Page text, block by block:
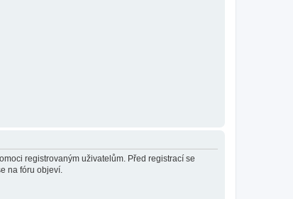
registrovaným uživatelům. Před registrací se
na fóru objeví.